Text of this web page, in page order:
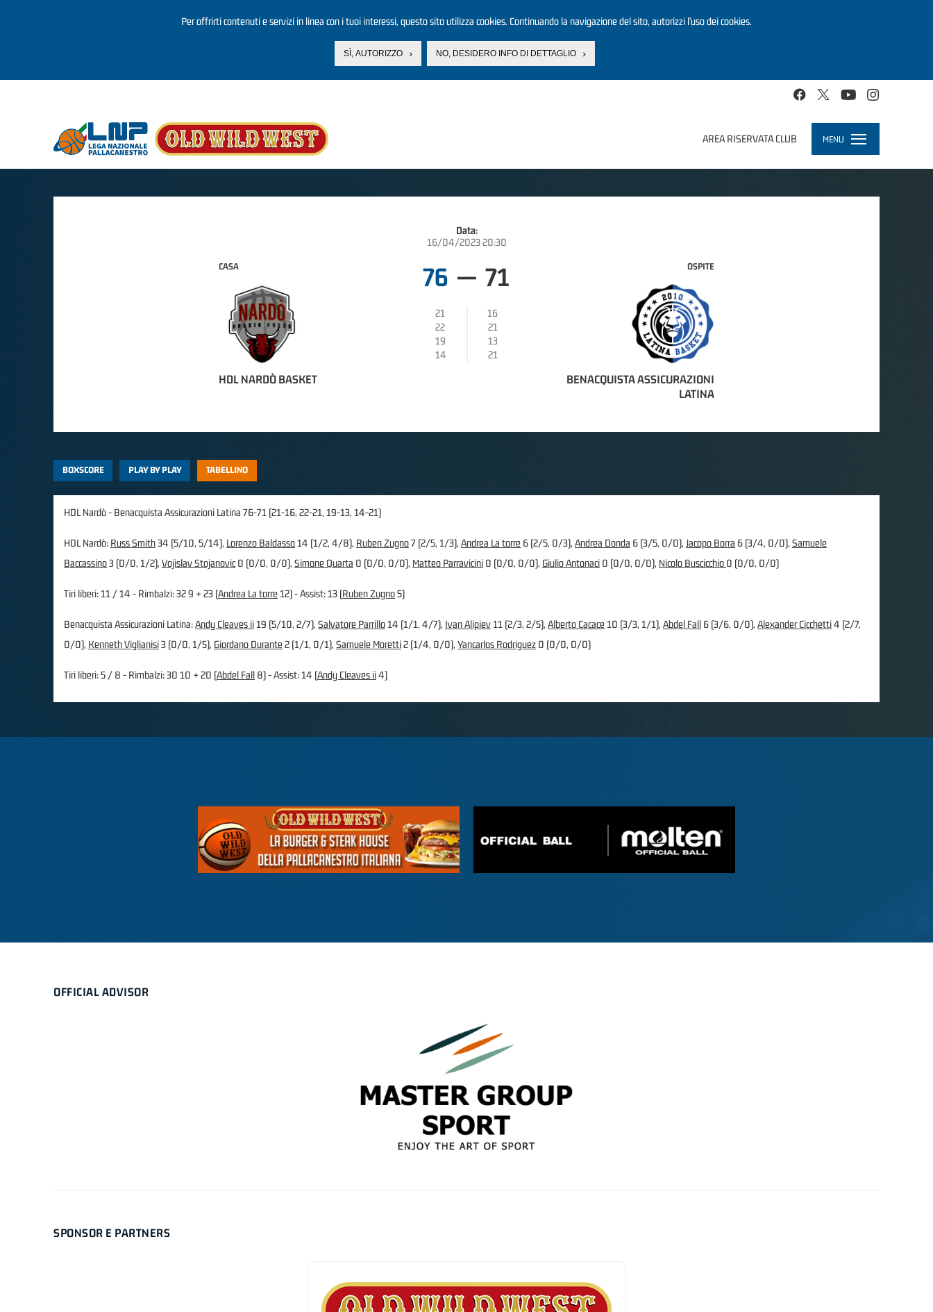
Per offrirti contenuti e servizi in linea con i tuoi interessi, questo sito utilizza cookies. Continuando la navigazione del sito, autorizzi l’uso dei cookies.
SÌ, AUTORIZZO NO, DESIDERO INFO DI DETTAGLIO
AREA RISERVATA CLUB MENU
Toggle
navigation
Data:
16/04/2023 20:30
CASA
HDL NARDÒ BASKET
76 — 71
21
16
22
21
19
13
14
21
OSPITE
BENACQUISTA ASSICURAZIONI
LATINA
BOXSCORE PLAY BY PLAY TABELLINO
HDL Nardò - Benacquista Assicurazioni Latina 76-71 (21-16, 22-21, 19-13, 14-21)
HDL Nardò: Russ Smith34 (5/10, 5/14), Lorenzo Baldasso14 (1/2, 4/8), Ruben Zugno7 (2/5, 1/3), Andrea La torre 6 (2/5, 0/3), Andrea Donda 6 (3/5, 0/0), Jacopo Borra 6 (3/4, 0/0), Samuele
Baccassino3 (0/0, 1/2), Vojislav Stojanovic0 (0/0, 0/0), Simone Quarta 0 (0/0, 0/0), Matteo Parravicini 0 (0/0, 0/0), Giulio Antonaci 0 (0/0, 0/0), Nicolo Buscicchio 0 (0/0, 0/0)
Tiri liberi: 11 / 14 - Rimbalzi: 32 9 + 23 (Andrea La torre12) - Assist: 13 (Ruben Zugno5)
Benacquista Assicurazioni Latina:Andy Cleaves ii19 (5/10, 2/7), Salvatore Parrillo14 (1/1, 4/7), Ivan Alipiev11 (2/3, 2/5), Alberto Cacace10 (3/3, 1/1), Abdel Fall 6 (3/6, 0/0), Alexander Cicchetti4 (2/7,
0/0), Kenneth Viglianisi3 (0/0, 1/5), Giordano Durante2 (1/1, 0/1), Samuele Moretti2 (1/4, 0/0), Yancarlos Rodriguez 0 (0/0, 0/0)
Tiri liberi: 5 / 8 - Rimbalzi: 30 10 + 20 (Abdel Fall 8) - Assist: 14 (Andy Cleaves ii4)
OFFICIAL ADVISOR
SPONSOR E PARTNERS